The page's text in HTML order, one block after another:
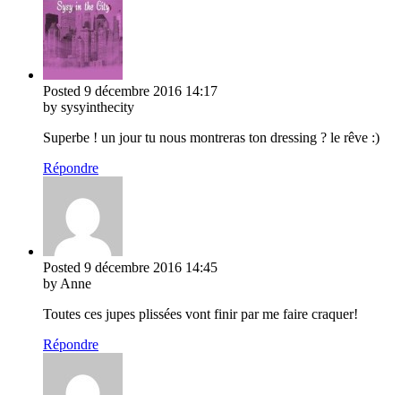
Posted 9 décembre 2016 14:17
by sysyinthecity
Superbe ! un jour tu nous montreras ton dressing ? le rêve :)
Répondre
Posted 9 décembre 2016 14:45
by Anne
Toutes ces jupes plissées vont finir par me faire craquer!
Répondre